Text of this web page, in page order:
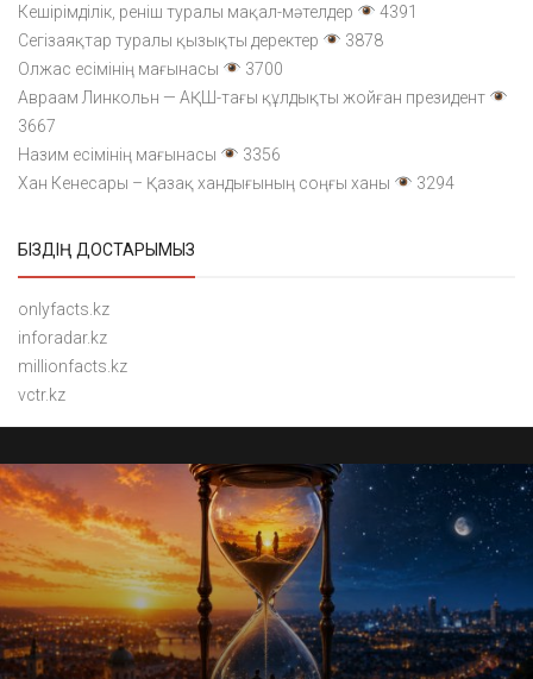
Кешірімділік, реніш туралы мақал-мәтелдер
4391
Сегізаяқтар туралы қызықты деректер
3878
Олжас есімінің мағынасы
3700
Авраам Линкольн — АҚШ-тағы құлдықты жойған президент
3667
Назим есімінің мағынасы
3356
Хан Кенесары – Қазақ хандығының соңғы ханы
3294
БІЗДІҢ ДОСТАРЫМЫЗ
onlyfacts.kz
inforadar.kz
millionfacts.kz
vctr.kz